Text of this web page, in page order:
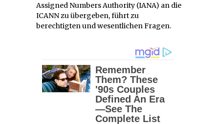
Assigned Numbers Authority (IANA) an die
ICANN zu übergeben, führt zu
berechtigten und wesentlichen Fragen.